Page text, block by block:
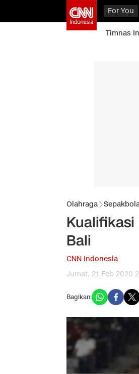
For You
Timnas
Olahraga
Kualifikasi
Bali
CNN Indonesia
Jumat, 21 Feb 2020
Bagikan: